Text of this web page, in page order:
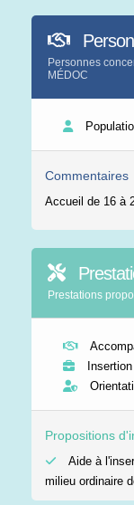
Personnes
MÉDOC
Commentaires
Accueil de 16 à
Prestations
Propositions
Aide à
milieu ordinaire